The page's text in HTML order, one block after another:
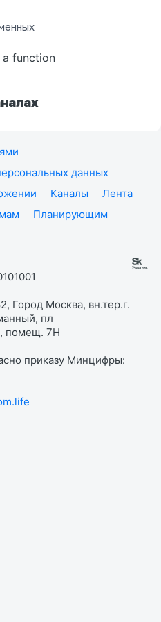
function
данных
Каналы
Лента
Планирующим
Город Москва, вн.тер.г.
пл
помещ. 7Н
приказу Минцифры: